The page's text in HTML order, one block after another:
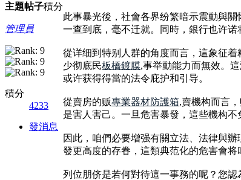
主題帖子積分
管理員
積分
4233
發消息
此事暴光後，社會各界纷繁暗示震動與
一查到底，毫不迁就。同時，銀行也许
從详细到特别人群的角度而言，這象征
少彻底民板橋鍍膜,事举動能力而無效。
或许获得得當的法令庇护和引导。
從賣房的贩專業器材防護箱,賣機构而言
是害人害己。一旦危害暴發，這些機构不
因此，咱們必要增强有關立法、法律與
發更高度的存眷，這類典范化的危害會
列位朋侪是若何對待這一事務的呢？您